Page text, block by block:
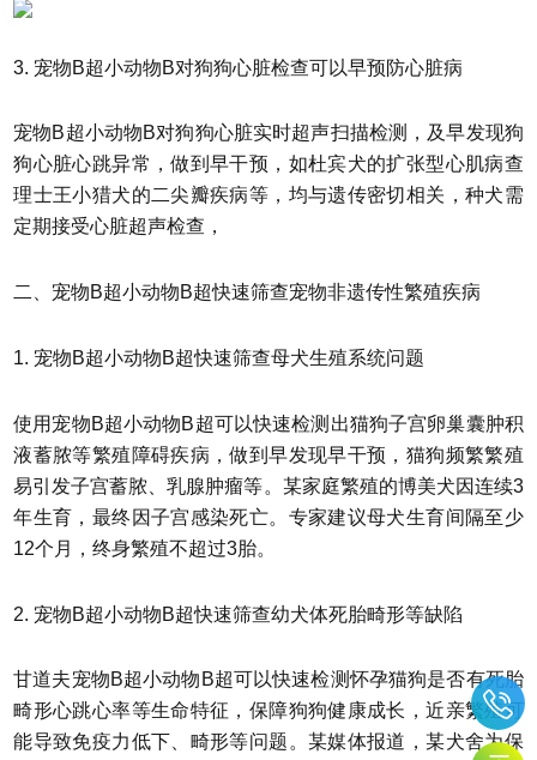
3. 宠物B超小动物B对狗狗心脏检查可以早预防心脏病
宠物B超小动物B对狗狗心脏实时超声扫描检测，及早发现狗
狗心脏心跳异常，做到早干预，如杜宾犬的扩张型心肌病查
理士王小猎犬的二尖瓣疾病等，均与遗传密切相关，种犬需
定期接受心脏超声检查，
二、宠物B超小动物B超快速筛查宠物非遗传性繁殖疾病
1. 宠物B超小动物B超快速筛查母犬生殖系统问题
使用宠物B超小动物B超可以快速检测出猫狗子宫卵巢囊肿积
液蓄脓等繁殖障碍疾病，做到早发现早干预，猫狗频繁繁殖
易引发子宫蓄脓、乳腺肿瘤等。某家庭繁殖的博美犬因连续3
年生育，最终因子宫感染死亡。专家建议母犬生育间隔至少
12个月，终身繁殖不超过3胎。
2. 宠物B超小动物B超快速筛查幼犬体死胎畸形等缺陷
甘道夫宠物B超小动物B超可以快速检测怀孕猫狗是否有死胎
畸形心跳心率等生命特征，保障狗狗健康成长，近亲繁殖可
能导致免疫力低下、畸形等问题。某媒体报道，某犬舍为保